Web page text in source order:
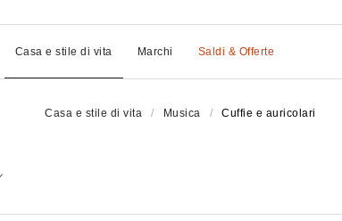
Casa e stile di vita Marchi Saldi & Offerte
Casa e stile di vita Musica Cuffie e auricolari